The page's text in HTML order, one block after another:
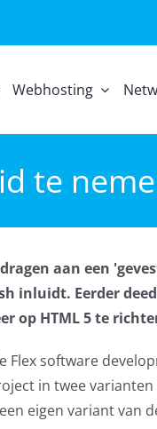
Webhosting
te
aan een
inluidt. Eerder
op HTML 5 te
software
in twee
eigen variant van